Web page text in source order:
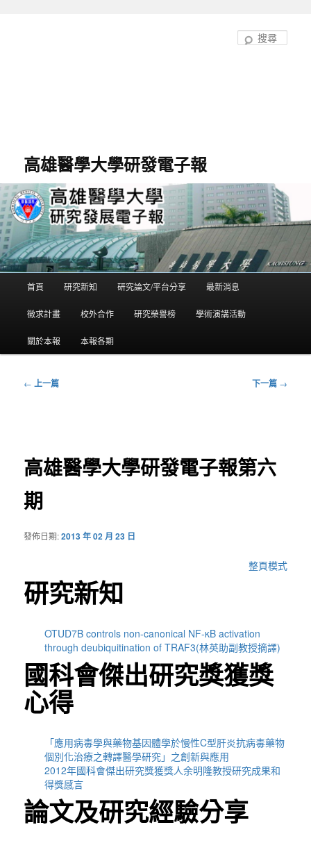
高雄醫學大學研發電子報
單
首頁 研究新知 研究論文/平台分享 最新消息
徵求計畫 校外合作 研究榮譽榜 學術演講活動
關於本報 本報各期
覽
← 上一篇 下一篇 →
高雄醫學大學研發電子報第六
期
發佈日期:2013 年 02 月 23 日
整頁模式
研究新知
OTUD7B controls non-canonical NF-κB activation
through deubiquitination of TRAF3(林英助副教授摘譯)
國科會傑出研究獎獲獎
心得
「應用病毒學與藥物基因體學於慢性C型肝炎抗病毒藥物
個別化治療之轉譯醫學研究」之創新與應用
2012年國科會傑出研究獎獲獎人余明隆教授研究成果和
得獎感言
論文及研究經驗分享